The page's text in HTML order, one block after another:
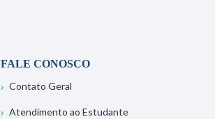
FALE CONOSCO
Contato Geral
Atendimento ao Estudante